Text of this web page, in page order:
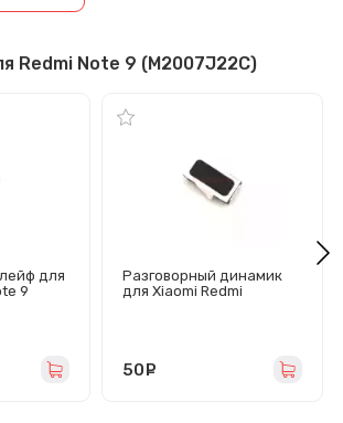
Redmi Note 9 (M2007J22C)
для
9
Разговорный динамик
для Xiaomi Redmi
50